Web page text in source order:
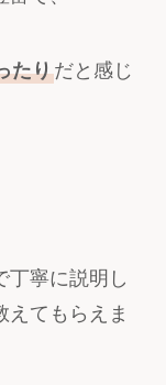
たりだと感じ
丁寧に説明し
えてもらえま